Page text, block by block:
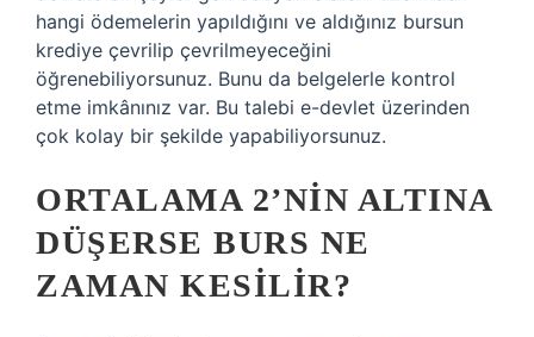
hangi ödemelerin yapıldığını ve aldığınız bursun
krediye çevrilip çevrilmeyeceğini
öğrenebiliyorsunuz. Bunu da belgelerle kontrol
etme imkânınız var. Bu talebi e-devlet üzerinden
çok kolay bir şekilde yapabiliyorsunuz.
ORTALAMA 2’NIN ALTINA
DÜŞERSE BURS NE
ZAMAN KESILIR?